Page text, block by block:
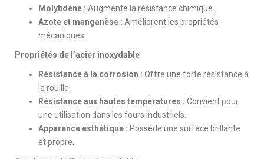
Molybdène : Augmente la résistance chimique.
Azote et manganèse : Améliorent les propriétés
mécaniques.
Propriétés de l’acier inoxydable
Résistance à la corrosion : Offre une forte résistance à
la rouille.
Résistance aux hautes températures : Convient pour
une utilisation dans les fours industriels.
Apparence esthétique : Possède une surface brillante
et propre.